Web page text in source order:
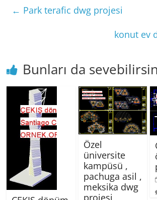
← Park terafic dwg projesi
konut ev
Bunları da
Özel
üniversite
kampüsü ,
pachuga asil ,
meksika dwg
projesi